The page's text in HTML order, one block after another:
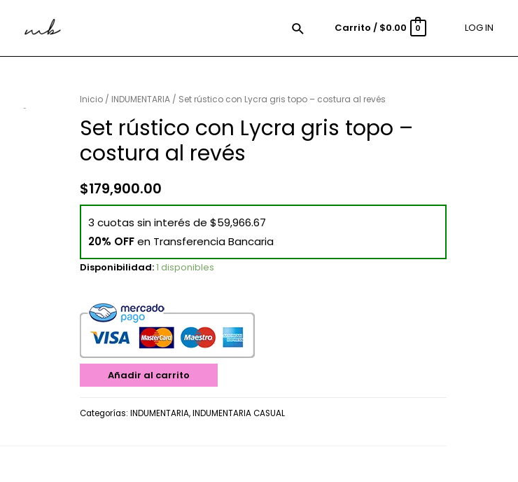
Carrito / $0.00 0 LOG IN
Inicio/ INDUMENTARIA/ Set rústico con Lycra gris topo – costura al revés
Set rústico con Lycra gris topo –
costura al revés
$179,900.00
3 cuotas sin interés de $59,966.67
20% OFFen Transferencia Bancaria
Disponibilidad:1 disponibles
Añadir al carrito
Categorías: INDUMENTARIA,INDUMENTARIA CASUAL